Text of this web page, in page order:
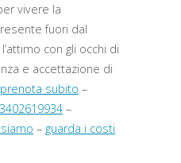
vivere la
fuori dal
con gli occhi di
e accettazione di
prenota subito –
3402619934 –
– guarda i costi